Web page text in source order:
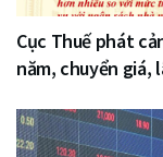
Cục Thuế phát
năm, chuyển giá,